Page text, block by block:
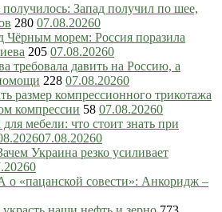
Запад получил по шее,
280 07.08.20260
морем: Россия поразила
205 07.08.20260
требовала давить на Россию, а
228 07.08.20260
размер компрессионного трикотажа
компрессии 58 07.08.20260
мебели: что стоит знать при
07.08.20260
Украина резко усиливает
0
«пацанской совести»: Анкоридж –